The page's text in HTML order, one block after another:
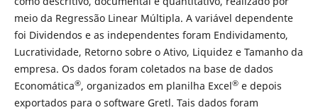
meio da Regressão Linear Múltipla. A variável dependente
foi Dividendos e as independentes foram Endividamento,
Lucratividade, Retorno sobre o Ativo, Liquidez e Tamanho da
empresa. Os dados foram coletados na base de dados
Economática®, organizados em planilha Excel®e depois
exportados para o software Gretl. Tais dados foram